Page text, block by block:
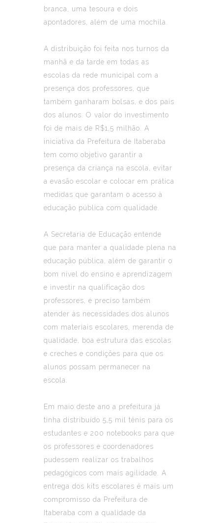
branca, uma tesoura e dois
apontadores, além de uma mochila.
A distribuição foi feita nos turnos da
manhã e da tarde em todas as
escolas da rede municipal com a
presença dos professores, que
também ganharam bolsas, e dos pais
dos alunos. O valor do investimento
foi de mais de R$1,5 milhão. A
iniciativa da Prefeitura de Itaberaba
tem como objetivo garantir a
presença da criança na escola, evitar
a evasão escolar e colocar em prática
medidas que garantam o acesso à
educação pública com qualidade.
A Secretaria de Educação entende
que para manter a qualidade plena na
educação pública, além de garantir o
bom nível do ensino e aprendizagem
e investir na qualificação dos
professores, é preciso também
atender às necessidades dos alunos
com materiais escolares, merenda de
qualidade, boa estrutura das escolas
e creches e condições para que os
alunos possam permanecer na
escola.
Em maio deste ano a prefeitura já
tinha distribuído 5,5 mil tênis para os
estudantes e 200 notebooks para que
os professores e coordenadores
pudessem realizar os trabalhos
pedagógicos com mais agilidade. A
entrega dos kits escolares é mais um
compromisso da Prefeitura de
Itaberaba com a qualidade da